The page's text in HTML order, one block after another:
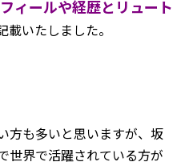
ィールや経歴とリュート
載いたしました。
方も多いと思いますが、坂
世界で活躍されている方が